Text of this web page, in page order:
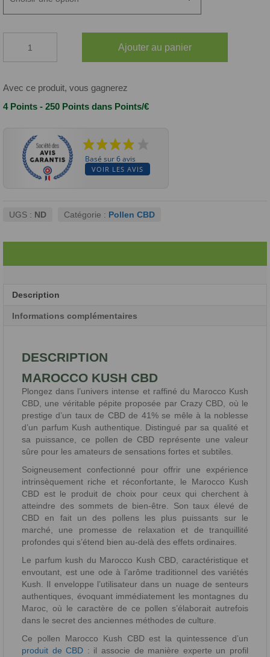
MAROCCO
CBD
Ajouter au panier
Avec ce produit, vous gagnerez
4 Points - 250 Points dans Points/€
Basé sur 6 avis
VOIR LES AVIS
UGS : ND Catégorie : Pollen CBD
Description
Informations complémentaires
DESCRIPTION
MAROCCO KUSH CBD
Plongez dans l’univers intense et raffiné du Marocco Kush
CBD, une véritable pépite proposée par Crazy CBD, où le
prestige d’un taux de CBD de 41% se mêle à la noblesse
d’un parfum Kush authentique. Distingué par sa qualité et
sa puissance, ce pollen de CBD représente une valeur
sûre pour les amateurs de sensations fortes et subtiles.
Soigneusement confectionné pour offrir une expérience
intrinsèquement riche et réconfortante, le Marocco Kush
CBD est le produit de choix pour ceux qui cherchent à
atteindre des sommets de bien-être. Son taux élevé de
CBD en fait un des pollens les plus puissants sur le
marché, une promesse de relaxation et de tranquillité
profondes qui s’étend bien au-delà des effets ordinaires.
Le parfum kush du Marocco Kush CBD, caractéristique et
envoutant, est une ode à l’arôme traditionnel des variétés
Kush. Il enveloppe l’utilisateur dans un nuage de senteurs
authentiques, évoquant immédiatement les montagnes du
Maroc, où le caractère de ce pollen s’élaborait autrefois
dans le secret des anciennes méthodes de culture.
Ce pollen Marocco Kush CBD est la quintessence d’un
produit de CBD : il associe de manière experte un profil